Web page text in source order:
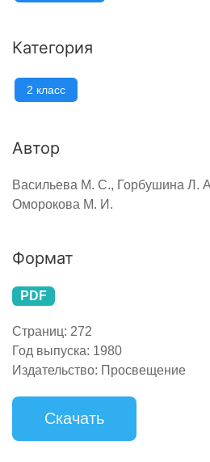
Категория
2 класс
Автор
Васильева М. С., Горбушина Л.
Оморокова М. И.
Формат
PDF
Страниц: 272
Год выпуска: 1980
Издательство: Просвещение
Скачать